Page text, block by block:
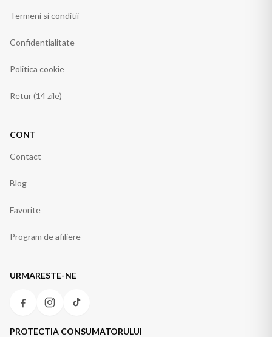
Termeni si conditii
Confidentialitate
Politica cookie
Retur (14 zile)
CONT
Contact
Blog
Favorite
Program de afiliere
URMARESTE-NE
PROTECTIA CONSUMATORULUI